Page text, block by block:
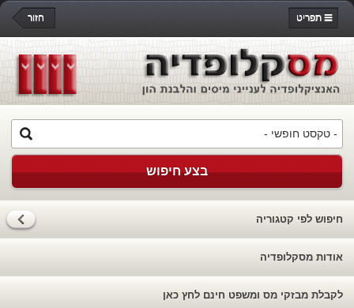
חזור תפריט
בצע חיפוש
חיפוש לפי קטגוריה
אודות מסקלופדיה
לקבלת מבזקי מס ומשפט חינם לחץ כאן